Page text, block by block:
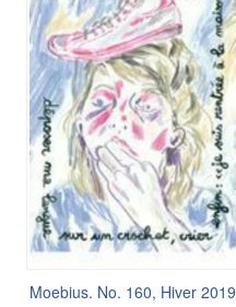
Moebius. No. 160, Hiver 2019